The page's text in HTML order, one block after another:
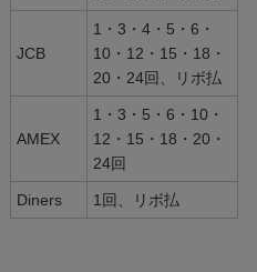
JCB
1・3・4・5・6・
10・12・15・18・
20・24回、リボ払
AMEX
1・3・5・6・10・
12・15・18・20・
24回
Diners 1回、リボ払